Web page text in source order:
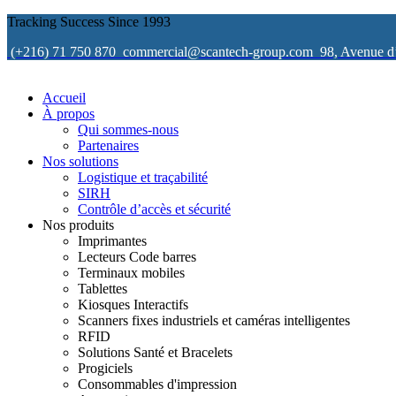
Tracking Success Since 1993
(+216) 71 750 870 commercial@scantech-group.com 98, Avenue
Accueil
À propos
Qui sommes-nous
Partenaires
Nos solutions
Logistique et traçabilité
SIRH
Contrôle d’accès et sécurité
Nos produits
Imprimantes
Lecteurs Code barres
Terminaux mobiles
Tablettes
Kiosques Interactifs
Scanners fixes industriels et caméras intelligentes
RFID
Solutions Santé et Bracelets
Progiciels
Consommables d'impression